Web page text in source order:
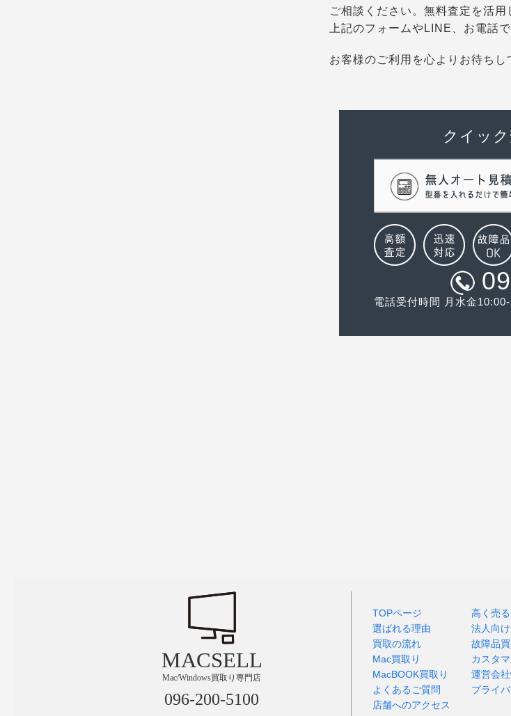
ご相談ください。無料査定を活
上記のフォームやLINE、お電話
お客様のご利用を心よりお待ちし
クイッ
電話受付時間 月水金
MACSELL
Mac/Windows買取り専門店
096-200-5100
TOPページ
選ばれる理由
買取の流れ
Mac買取り
MacBOOK買取り
よくあるご質問
店舗へのアクセス
高く売
法人向
故障品買
カスタ
運営会
プライ